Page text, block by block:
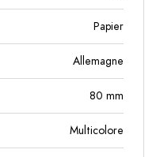
Papier
Allemagne
80 mm
Multicolore